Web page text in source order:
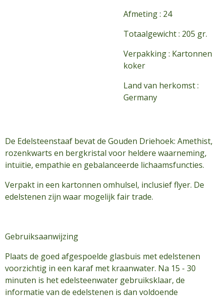
Afmeting : 24
Totaalgewicht : 205 gr.
Verpakking : Kartonnen
koker
Land van herkomst :
Germany
De Edelsteenstaaf bevat de Gouden Driehoek: Amethist,
rozenkwarts en bergkristal voor heldere waarneming,
intuïtie, empathie en gebalanceerde lichaamsfuncties.
Verpakt in een kartonnen omhulsel, inclusief flyer. De
edelstenen zijn waar mogelijk fair trade.
Gebruiksaanwijzing
Plaats de goed afgespoelde glasbuis met edelstenen
voorzichtig in een karaf met kraanwater. Na 15 - 30
minuten is het edelsteenwater gebruiksklaar, de
informatie van de edelstenen is dan voldoende